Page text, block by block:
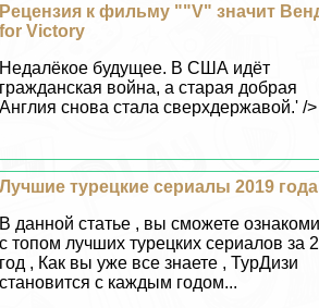
Рецензия к фильму ""V" значит
for Victory
Недалёкое будущее. В США идёт
гражданская война, а старая добрая
Англия снова стала сверхдержавой.' />
Лучшие турецкие сериалы 2019
В данной статье , вы сможете
с топом лучших турецких сериалов за
год , Как вы уже все знаете , ТурДизи
становится с каждым годом...